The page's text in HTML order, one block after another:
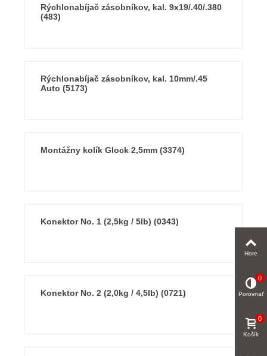
Rýchlonabíjač zásobníkov, kal. 9x19/.40/.380
(483)
Rýchlonabíjač zásobníkov, kal. 10mm/.45
Auto (5173)
Montážny kolík Glock 2,5mm (3374)
Konektor No. 1 (2,5kg / 5lb) (0343)
Konektor No. 2 (2,0kg / 4,5lb) (0721)
Hore
Porovnať
0
Košík
0